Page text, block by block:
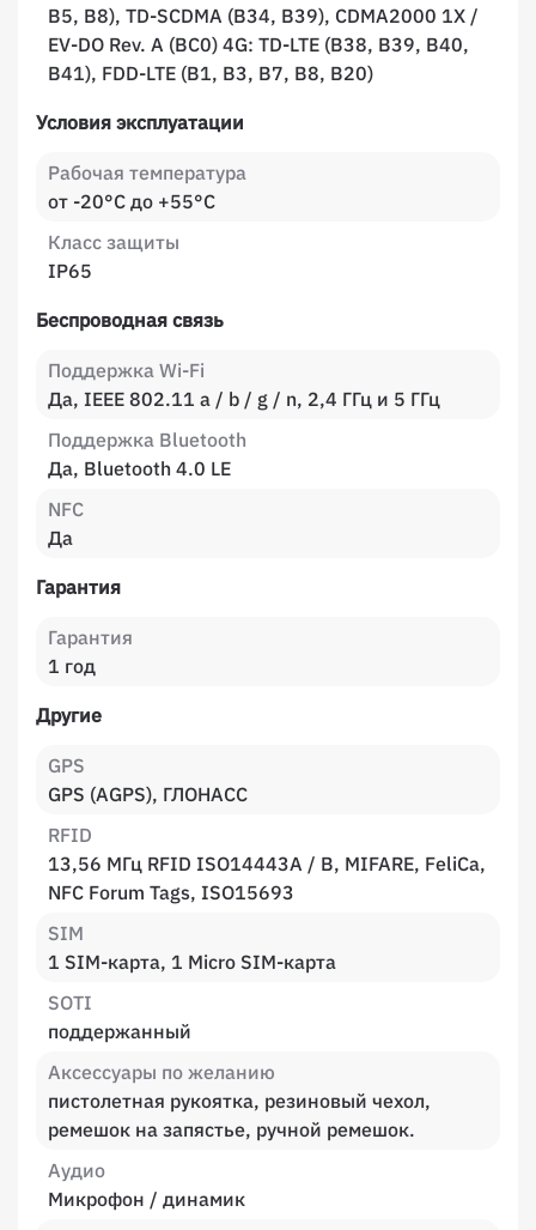
B5, B8), TD-SCDMA (B34, B39), CDMA2000 1X /
EV-DO Rev. A (BC0) 4G: TD-LTE (B38, B39, B40,
B41), FDD-LTE (B1, B3, B7, B8, B20)
Условия эксплуатации
Рабочая температура
от -20°C до +55°C
Класс защиты
IP65
Беспроводная связь
Поддержка Wi-Fi
Да, IEEE 802.11 a / b / g / n, 2,4 ГГц и 5 ГГц
Поддержка Bluetooth
Да, Bluetooth 4.0 LE
NFC
Да
Гарантия
Гарантия
1 год
Другие
GPS
GPS (AGPS), ГЛОНАСС
RFID
13,56 МГц RFID ISO14443A / B, MIFARE, FeliCa,
NFC Forum Tags, ISO15693
SIM
1 SIM-карта, 1 Micro SIM-карта
SOTI
поддержанный
Аксессуары по желанию
пистолетная рукоятка, резиновый чехол,
ремешок на запястье, ручной ремешок.
Аудио
Микрофон / динамик